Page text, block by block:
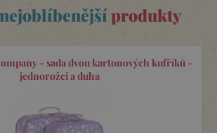
hry produkty
- sada dvou kartonových kufříků -
jednorožci a duha